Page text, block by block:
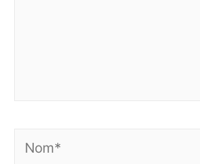
Nom*